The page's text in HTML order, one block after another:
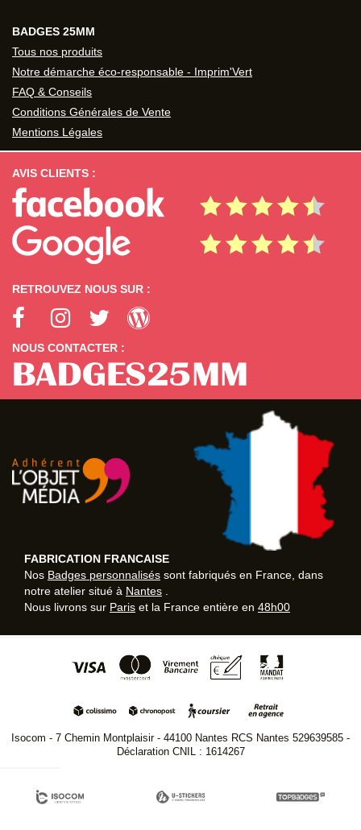
BADGES 25MM
Tous nos produits
Notre démarche éco-responsable - Imprim'Vert
FAQ & Conseils
Conditions Générales de Vente
Mentions Légales
AVIS CLIENTS :
RETROUVEZ NOUS SUR :
NOUS CONTACTER :
FABRICATION FRANCAISE
Nos Badges personnalisés sont fabriqués en France, dans
notre atelier situé à Nantes
Nous livrons sur Paris et la France entière en 48h00
Isocom - 7 Chemin Montplaisir - 44100 Nantes RCS Nantes 529639585 -
Déclaration CNIL : 1614267